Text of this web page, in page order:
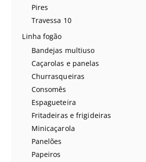
Pires
Travessa 10
Linha fogão
Bandejas multiuso
Caçarolas e panelas
Churrasqueiras
Consomês
Espagueteira
Fritadeiras e frigideiras
Minicaçarola
Panelões
Papeiros